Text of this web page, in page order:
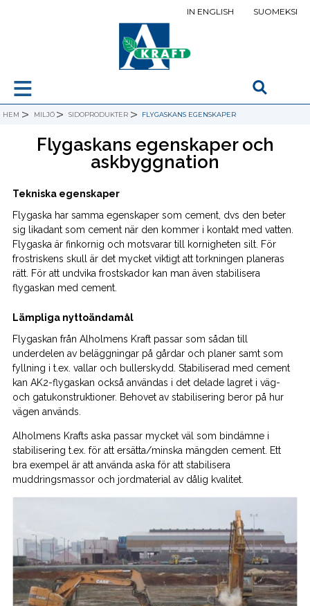
IN ENGLISH SUOMEKSI
≡
HEM > MILJÖ > SIDOPRODUKTER > FLYGASKANS EGENSKAPER
Flygaskans egenskaper och
askbyggnation
Tekniska egenskaper
Flygaska har samma egenskaper som cement, dvs den beter
sig likadant som cement när den kommer i kontakt med vatten.
Flygaska är finkornig och motsvarar till kornigheten silt. För
frostriskens skull är det mycket viktigt att torkningen planeras
rätt. För att undvika frostskador kan man även stabilisera
flygaskan med cement.
Lämpliga nyttoändamål
Flygaskan från Alholmens Kraft passar som sådan till
underdelen av beläggningar på gårdar och planer samt som
fyllning i t.ex. vallar och bullerskydd. Stabiliserad med cement
kan AK2-flygaskan också användas i det delade lagret i väg-
och gatukonstruktioner. Behovet av stabilisering beror på hur
vägen används.
Alholmens Krafts aska passar mycket väl som bindämne i
stabilisering t.ex. för att ersätta/minska mängden cement. Ett
bra exempel är att använda aska för att stabilisera
muddringsmassor och jordmaterial av dålig kvalitet.